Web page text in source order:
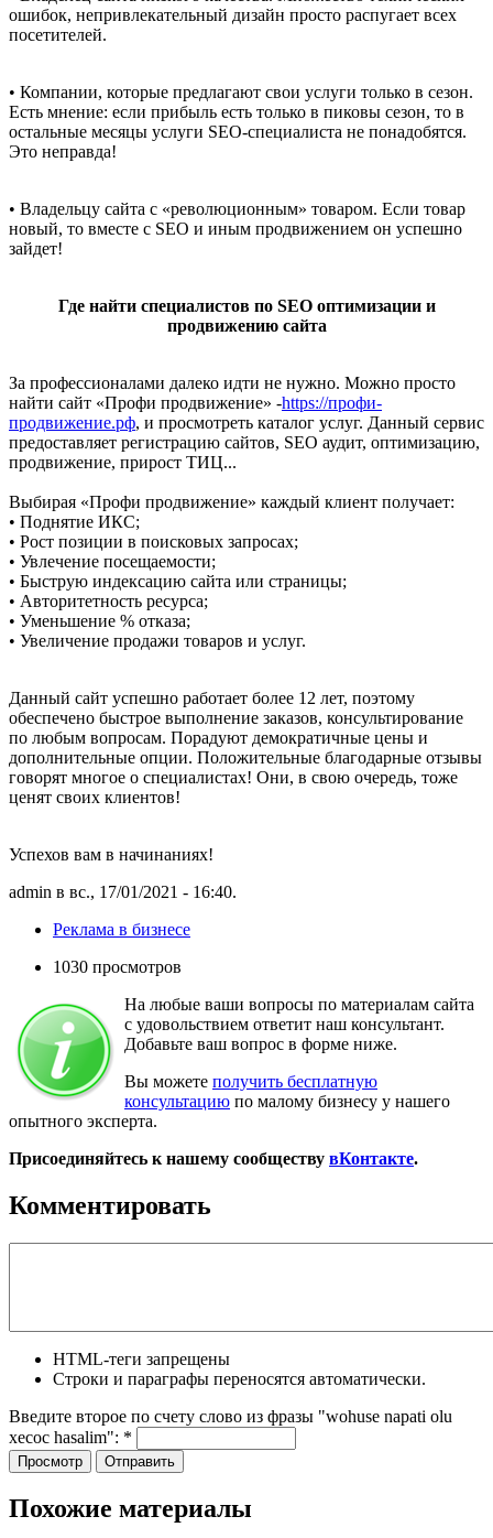
ошибок, непривлекательный дизайн просто распугает всех
посетителей.
• Компании, которые предлагают свои услуги только в сезон.
Есть мнение: если прибыль есть только в пиковы сезон, то в
остальные месяцы услуги SEO-специалиста не понадобятся.
Это неправда!
• Владельцу сайта с «революционным» товаром. Если товар
новый, то вместе с SEO и иным продвижением он успешно
зайдет!
Где найти специалистов по SEO оптимизации и
продвижению сайта
За профессионалами далеко идти не нужно. Можно просто
найти сайт «Профи продвижение» -https://профи-
продвижение.рф, и просмотреть каталог услуг. Данный сервис
предоставляет регистрацию сайтов, SEO аудит, оптимизацию,
продвижение, прирост ТИЦ...
Выбирая «Профи продвижение» каждый клиент получает:
• Поднятие ИКС;
• Рост позиции в поисковых запросах;
• Увлечение посещаемости;
• Быструю индексацию сайта или страницы;
• Авторитетность ресурса;
• Уменьшение % отказа;
• Увеличение продажи товаров и услуг.
Данный сайт успешно работает более 12 лет, поэтому
обеспечено быстрое выполнение заказов, консультирование
по любым вопросам. Порадуют демократичные цены и
дополнительные опции. Положительные благодарные отзывы
говорят многое о специалистах! Они, в свою очередь, тоже
ценят своих клиентов!
Успехов вам в начинаниях!
admin в вс., 17/01/2021 - 16:40.
Реклама в бизнесе
1030 просмотров
На любые ваши вопросы по материалам сайта
с удовольствием ответит наш консультант.
Добавьте ваш вопрос в форме ниже.
Вы можете получить бесплатную
консультацию по малому бизнесу у нашего
опытного эксперта.
Присоединяйтесь к нашему сообществу вКонтакте.
Комментировать
HTML-теги запрещены
Строки и параграфы переносятся автоматически.
Введите второе по счету слово из фразы "wohuse napati olu
xecoc hasalim": *
Похожие материалы